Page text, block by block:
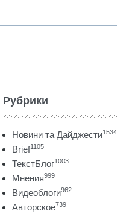
Рубрики
Новини та Дайджести1534
Brief1105
ТекстБлог1003
Мнения999
Видеоблоги962
Авторское739